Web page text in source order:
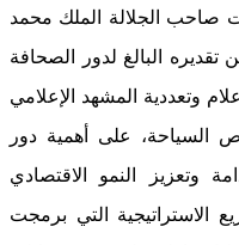
صاحب الجلالة الملك محمد
البالغ لدور الصحافة
وتعددية المشهد الإعلامي
السياحة، على أهمية دور
وتعزيز النمو الاقتصادي
الاستراتيجية التي برمجت